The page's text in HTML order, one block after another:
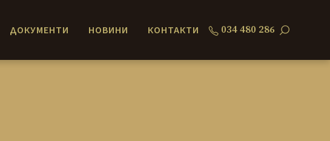
ДОКУМЕНТИ НОВИНИ КОНТАКТИ 034 480 286